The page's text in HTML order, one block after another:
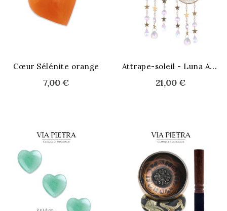
Cœur Sélénite orange
7,00 €
A
ttrape-soleil - Luna Aura
21,00 €